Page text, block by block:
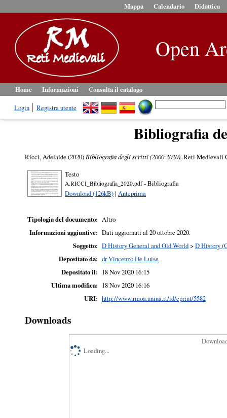
Mappa Calendario Didattica
Open
Home Informazioni
Consulta il catalogo
Login
Registra utente
Bibliografia
Ricci, Adelaide (2020) Bibliografia degli scritti (2000-2020). Reti Medievali
Testo
A.RICCI_Bibliografia_2020.pdf- Bibliografia
Download (126kB)| Anteprima
Tipologia del documento: Altro
Informazioni aggiuntive: Dati aggiornati al 20 ottobre 2020.
Soggetto: D History General and Old World> D History
Depositato da: dr Vincenzo De Luise
Depositato il: 18 Nov 2020 16:15
Ultima modifica: 18 Nov 2020 16:16
URI: http://www.rmoa.unina.it/id/eprint/5582
Downloads
Loading...